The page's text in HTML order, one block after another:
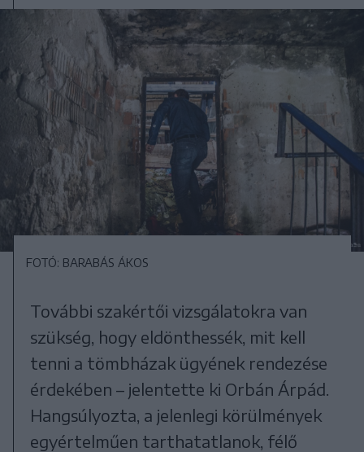
FOTÓ: BARABÁS ÁKOS
További szakértői vizsgálatokra van
szükség, hogy eldönthessék, mit kell
tenni a tömbházak ügyének rendezése
érdekében – jelentette ki Orbán Árpád.
Hangsúlyozta, a jelenlegi körülmények
egyértelműen tarthatatlanok, félő